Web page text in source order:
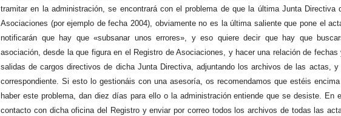
tramitar en la administración, se encontrará con el problema de que la última Junta Directiva
Asociaciones (por ejemplo de fecha 2004), obviamente no es la última saliente que pone el
notificarán que hay que «subsanar unos errores», y eso quiere decir que hay que
asociación, desde la que figura en el Registro de Asociaciones, y hacer una relación de
salidas de cargos directivos de dicha Junta Directiva, adjuntando los archivos de las actas, y
correspondiente. Si esto lo gestionáis con una asesoría, os recomendamos que estéis
haber este problema, dan diez días para ello o la administración entiende que se desiste. En
contacto con dicha oficina del Registro y enviar por correo todos los archivos de todas las